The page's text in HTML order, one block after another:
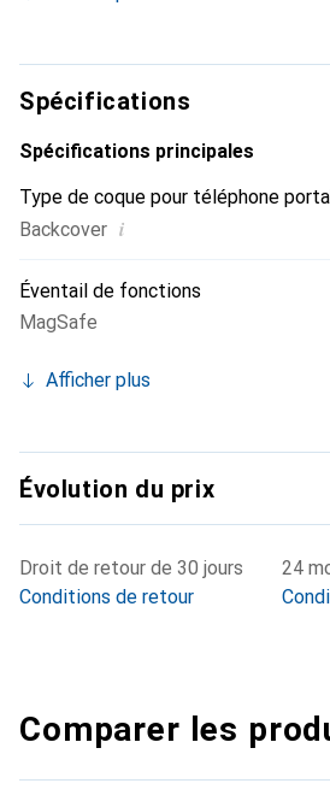
haute qualité et constitue un choix
exigeante.
Spécifications
Spécifications principales
Type de coque pour téléphone
Backcover i
Éventail de fonctions
MagSafe
Afficher plus
Évolution du prix
Droit de retour de 30 jours
Conditions de retour
24
Comparer les